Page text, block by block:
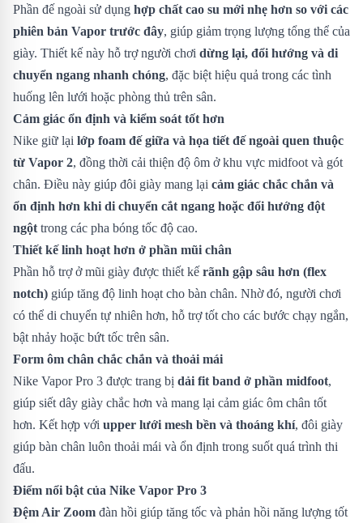
Phần đế ngoài sử dụng hợp chất cao su mới nhẹ hơn so với các
phiên bản Vapor trước đây, giúp giảm trọng lượng tổng thể của
giày. Thiết kế này hỗ trợ người chơi dừng lại, đổi hướng và di
chuyển ngang nhanh chóng, đặc biệt hiệu quả trong các tình
huống lên lưới hoặc phòng thủ trên sân.
Cảm giác ổn định và kiểm soát tốt hơn
Nike giữ lại lớp foam đế giữa và họa tiết đế ngoài quen thuộc
từ Vapor 2, đồng thời cải thiện độ ôm ở khu vực midfoot và gót
chân. Điều này giúp đôi giày mang lại cảm giác chắc chắn và
ổn định hơn khi di chuyển cắt ngang hoặc đổi hướng đột
ngột trong các pha bóng tốc độ cao.
Thiết kế linh hoạt hơn ở phần mũi chân
Phần hỗ trợ ở mũi giày được thiết kế rãnh gập sâu hơn (flex
notch) giúp tăng độ linh hoạt cho bàn chân. Nhờ đó, người chơi
có thể di chuyển tự nhiên hơn, hỗ trợ tốt cho các bước chạy ngắn,
bật nhảy hoặc bứt tốc trên sân.
Form ôm chân chắc chắn và thoải mái
Nike Vapor Pro 3 được trang bị dải fit band ở phần midfoot,
giúp siết dây giày chắc hơn và mang lại cảm giác ôm chân tốt
hơn. Kết hợp với upper lưới mesh bền và thoáng khí, đôi giày
giúp bàn chân luôn thoải mái và ổn định trong suốt quá trình thi
đấu.
Điểm nổi bật của Nike Vapor Pro 3
Đệm Air Zoom đàn hồi giúp tăng tốc và phản hồi năng lượng tốt